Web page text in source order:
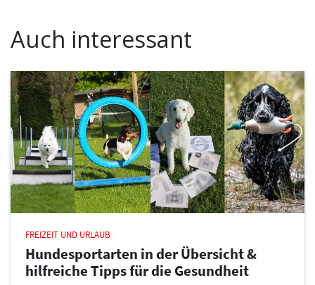
Auch interessant
FREIZEIT UND URLAUB
Hundesportarten in der Übersicht &
hilfreiche Tipps für die Gesundheit